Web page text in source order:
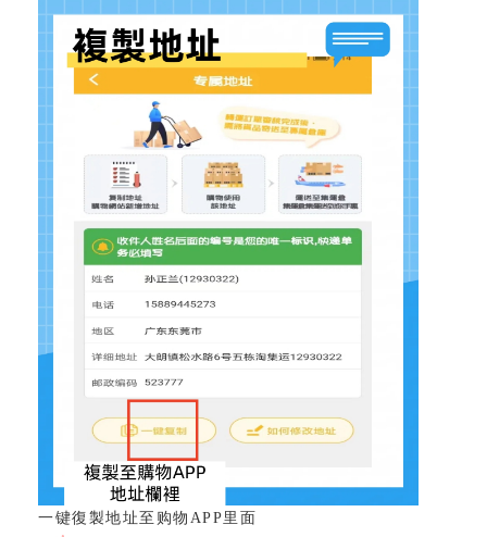
一键復製地址至购物APP里面